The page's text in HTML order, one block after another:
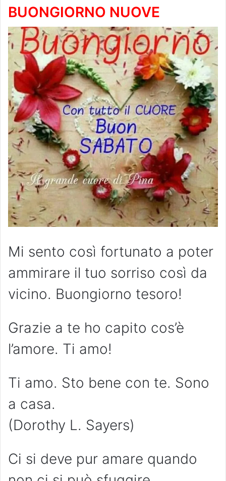
BUONGIORNO NUOVE
Mi sento così fortunato a poter
ammirare il tuo sorriso così da
vicino. Buongiorno tesoro!
Grazie a te ho capito cos’è
l’amore. Ti amo!
Ti amo. Sto bene con te. Sono
a casa.
(Dorothy L. Sayers)
Ci si deve pur amare quando